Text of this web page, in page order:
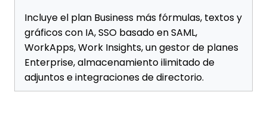
Incluye el plan Business más fórmulas, textos y
gráficos con IA, SSO basado en SAML,
WorkApps, Work Insights, un gestor de planes
Enterprise, almacenamiento ilimitado de
adjuntos e integraciones de directorio.